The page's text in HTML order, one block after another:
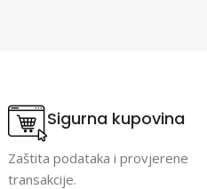
Sigurna kupovina
Zaštita podataka i provjerene
transakcije.